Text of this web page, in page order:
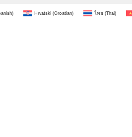
) Hrvatski(Croatian) ไทย (Thai)